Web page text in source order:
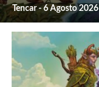
Tencar - 6 Agosto 2026